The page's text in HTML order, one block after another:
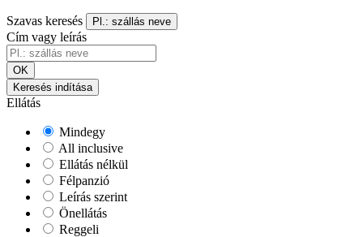
Szavas keresés Pl.: szállás neve
Cím vagy leírás
OK
Keresés indítása
Ellátás
Mindegy
All inclusive
Ellátás nélkül
Félpanzió
Leírás szerint
Önellátás
Reggeli